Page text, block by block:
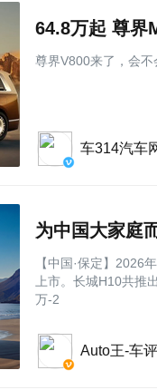
64.8万起 尊界
尊界V800来了，会
车314汽车
为中国大家庭
【中国·保定】2026
上市。长城H10共推
万-2
Auto王-车评